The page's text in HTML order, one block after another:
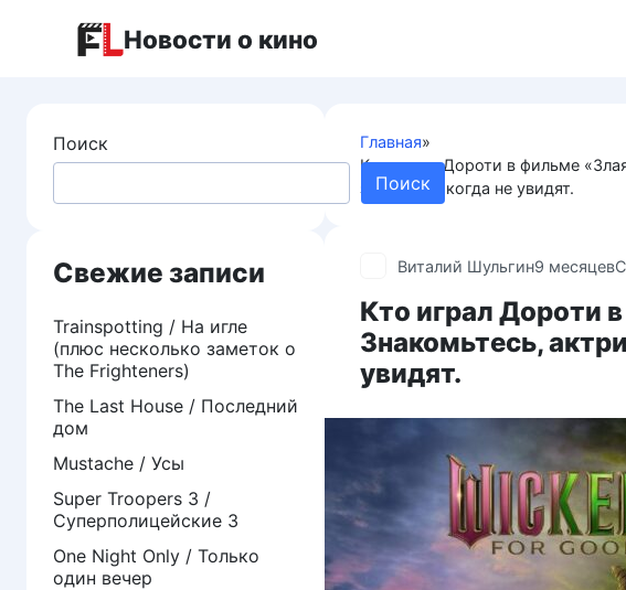
Новости о кино
Главная»
Кто играл Дороти в фильме
зрители никогда не увидят.
Виталий Шульгин9 месяцев
Кто играл Дороти
Знакомьтесь,
увидят.
Поиск
Поиск
Свежие записи
Trainspotting / На игле
(плюс несколько заметок о
The Frighteners)
The Last House / Последний
дом
Mustache / Усы
Super Troopers 3 /
Суперполицейские 3
One Night Only / Только
один вечер